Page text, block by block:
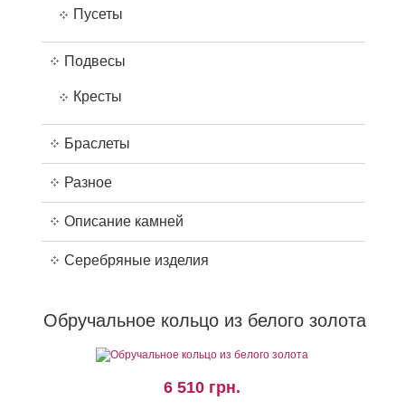
Пусеты
Подвесы
Кресты
Браслеты
Разное
Описание камней
Серебряные изделия
Обручальное кольцо из белого золота
6 510 грн.